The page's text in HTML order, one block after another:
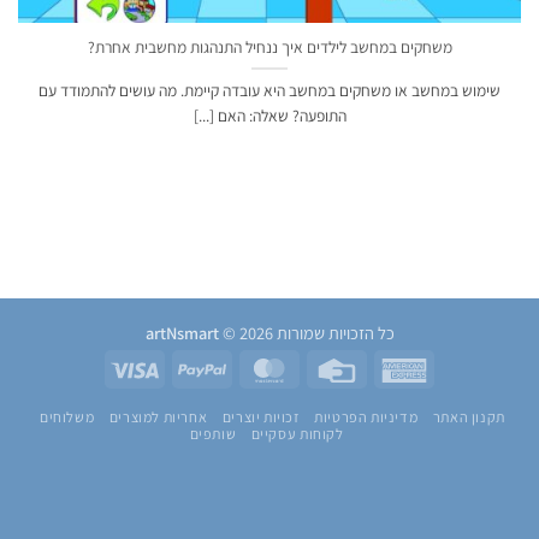
משחקים במחשב לילדים איך ננחיל התנהגות מחשבית אחרת?
שימוש במחשב או משחקים במחשב היא עובדה קיימת. מה עושים להתמודד עם
התופעה? שאלה: האם [...]
כל הזכויות שמורות 2026 ©
artNsmart
American
Credit
MasterCard
PayPal
תקנון האתר מדיניות הפרטיות זכויות יוצרים אחריות למוצרים
משלוחים
לקוחות עסקיים
שותפים